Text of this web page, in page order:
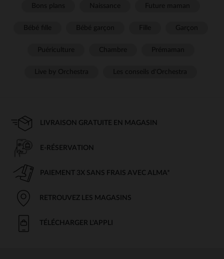
LIVRAISON GRATUITE EN MAGASIN
E-RÉSERVATION
PAIEMENT 3X SANS FRAIS AVEC ALMA*
RETROUVEZ LES MAGASINS
TÉLÉCHARGER L'APPLI